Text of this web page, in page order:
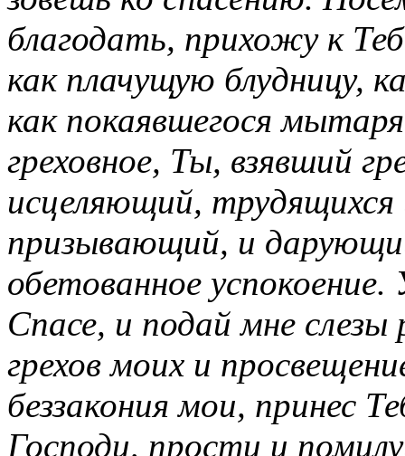
благодать, прихожу к
как плачущую блудницу,
как покаявшегося
греховное, Ты, взявший
исцеляющий, трудящихся
призывающий, и
обетованное
Спасе, и подай мне
грехов моих и
беззакония мои, принес
Господи, прости и